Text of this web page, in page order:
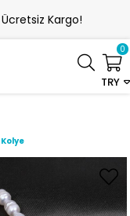
Kargo!
TRY
0